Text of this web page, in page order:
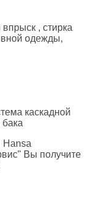
, стирка
одежды,
каскадной
Hansa
Вы получите